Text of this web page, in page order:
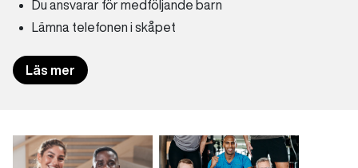
Du ansvarar för medföljande barn
Lämna telefonen i skåpet
Läs mer